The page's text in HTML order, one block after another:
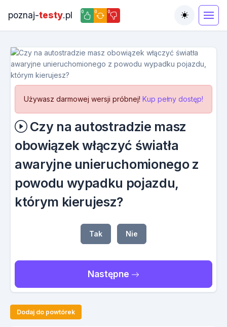
poznaj-testy.pl 0 0 0
Toggle
Używasz darmowej wersji próbnej! Kup pełny dostęp!
Czy na autostradzie masz
obowiązek włączyć światła
awaryjne unieruchomionego z
powodu wypadku pojazdu,
którym kierujesz?
Tak Nie
Następne
Dodaj do powtórek